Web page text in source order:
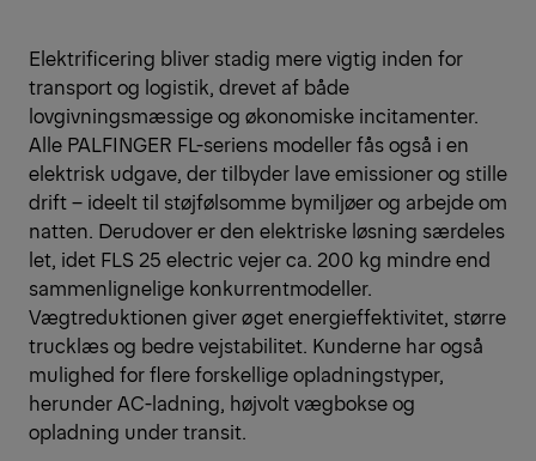
Elektrificering bliver stadig mere vigtig inden for
transport og logistik, drevet af både
lovgivningsmæssige og økonomiske incitamenter.
Alle PALFINGER FL-seriens modeller fås også i en
elektrisk udgave, der tilbyder lave emissioner og stille
drift – ideelt til støjfølsomme bymiljøer og arbejde om
natten. Derudover er den elektriske løsning særdeles
let, idet FLS 25 electric vejer ca. 200 kg mindre end
sammenlignelige konkurrentmodeller.
Vægtreduktionen giver øget energieffektivitet, større
trucklæs og bedre vejstabilitet. Kunderne har også
mulighed for flere forskellige opladningstyper,
herunder AC-ladning, højvolt vægbokse og
opladning under transit.